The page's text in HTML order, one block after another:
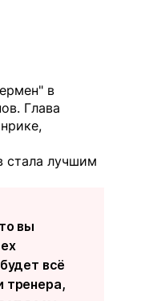
в
Глава
стала лучшим
вы
всё
тренера,